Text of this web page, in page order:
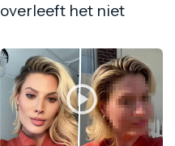
overleeft het niet